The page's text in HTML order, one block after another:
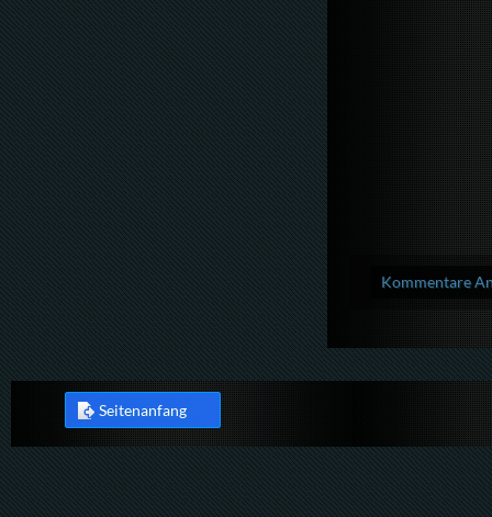
Kommentare
Seitenanfang